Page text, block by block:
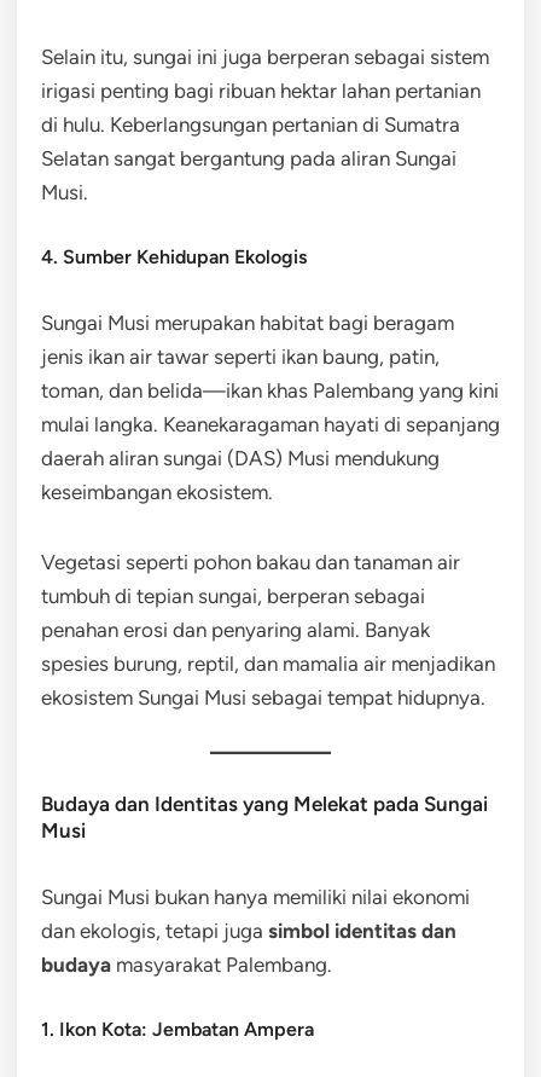
Selain itu, sungai ini juga berperan sebagai sistem
irigasi penting bagi ribuan hektar lahan pertanian
di hulu. Keberlangsungan pertanian di Sumatra
Selatan sangat bergantung pada aliran Sungai
Musi.
4. Sumber Kehidupan Ekologis
Sungai Musi merupakan habitat bagi beragam
jenis ikan air tawar seperti ikan baung, patin,
toman, dan belida—ikan khas Palembang yang kini
mulai langka. Keanekaragaman hayati di sepanjang
daerah aliran sungai (DAS) Musi mendukung
keseimbangan ekosistem.
Vegetasi seperti pohon bakau dan tanaman air
tumbuh di tepian sungai, berperan sebagai
penahan erosi dan penyaring alami. Banyak
spesies burung, reptil, dan mamalia air menjadikan
ekosistem Sungai Musi sebagai tempat hidupnya.
Budaya dan Identitas yang Melekat pada Sungai
Musi
Sungai Musi bukan hanya memiliki nilai ekonomi
dan ekologis, tetapi juga simbol identitas dan
budaya masyarakat Palembang.
1. Ikon Kota: Jembatan Ampera